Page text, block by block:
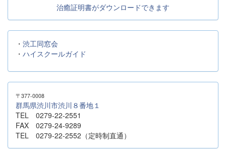
治癒証明書がダウンロードできます
・ 渋工同窓会
・ ハイスクールガイド
〒377-0008
群馬県渋川市渋川８番地１
TEL 0279-22-2551
FAX 0279-24-9289
TEL 0279-22-2552（定時制直通）